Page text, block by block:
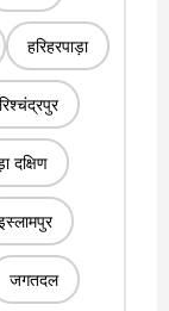
हरिहरपाड़ा
दक्षिण
जगतदल